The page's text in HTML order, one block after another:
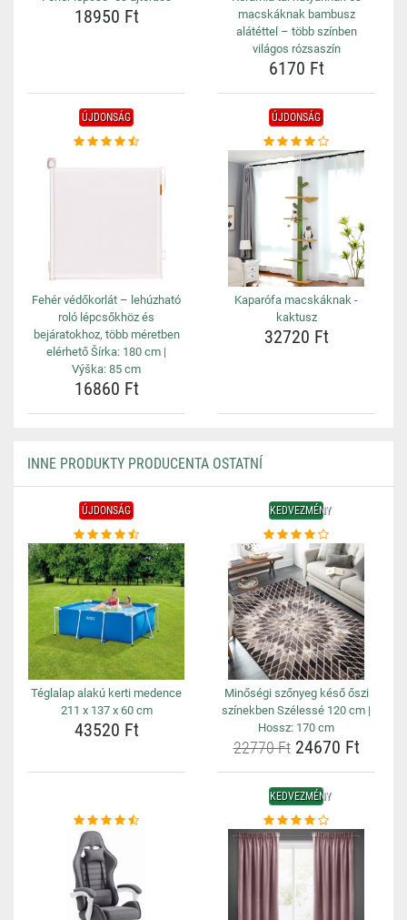
18950 Ft
macskáknak bambusz
alátéttel – több színben
világos rózsaszín
6170 Ft
ÚJDONSÁG
Fehér védőkorlát – lehúzható
roló lépcsőkhöz és
bejáratokhoz, több méretben
elérhető Šírka: 180 cm |
Výška: 85 cm
16860 Ft
ÚJDONSÁG
Kaparófa macskáknak -
kaktusz
32720 Ft
INNE PRODUKTY PRODUCENTA OSTATNÍ
ÚJDONSÁG
Téglalap alakú kerti medence
211 x 137 x 60 cm
43520 Ft
KEDVEZMÉNY
Minőségi szőnyeg késő őszi
színekben Szélessé 120 cm |
Hossz: 170 cm
22770 Ft24670 Ft
KEDVEZMÉNY